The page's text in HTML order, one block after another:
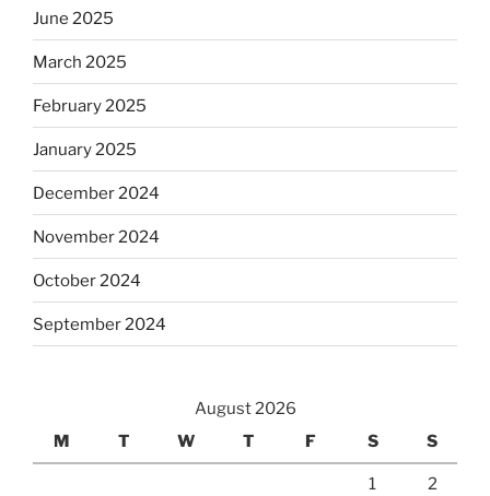
June 2025
March 2025
February 2025
January 2025
December 2024
November 2024
October 2024
September 2024
August 2026
M
T W T F S S
1 2